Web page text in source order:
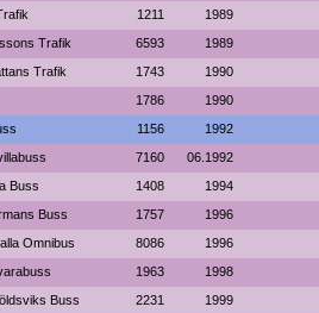
1211 1989
Trafik 6593 1989
Trafik 1743 1990
1786 1990
1156 1992
7160 06.1992
Buss 1408 1994
Buss 1757 1996
Omnibus 8086 1996
1963 1998
Buss 2231 1999